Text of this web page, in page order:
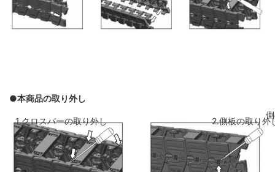
側板のリンクを斜めに前のリンクに差し
込み、はめ込みます
弾性シートを両
ください
●本商品の取り外し
1.クロスバーの取り外し 2.側板の取り外